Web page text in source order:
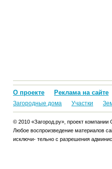
О проекте Реклама на сайте
Загородные дома Участки
© 2010 «Загород.ру», проект
Любое воспроизведение материалов
исключи- тельно с разрешения